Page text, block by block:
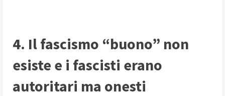
4. Il fascismo “buono” non
esiste e i fascisti erano
autoritari ma onesti